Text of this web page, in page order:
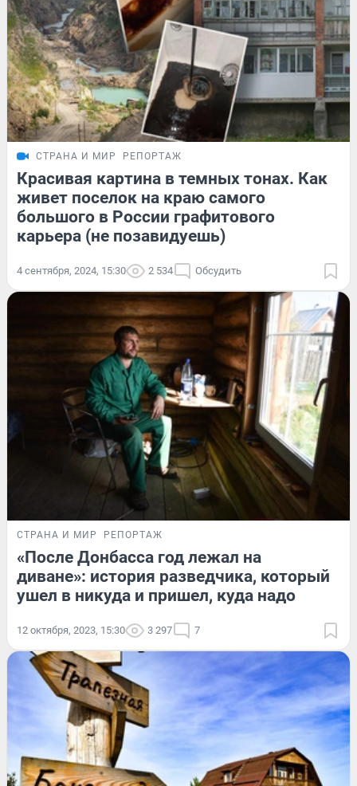
СТРАНА И МИР РЕПОРТАЖ
Красивая картина в темных тонах. Как
живет поселок на краю самого
большого в России графитового
карьера (не позавидуешь)
4 сентября, 2024, 15:30 2 534 Обсудить
СТРАНА И МИР РЕПОРТАЖ
«После Донбасса год лежал на
диване»: история разведчика, который
ушел в никуда и пришел, куда надо
12 октября, 2023, 15:30 3 297 7